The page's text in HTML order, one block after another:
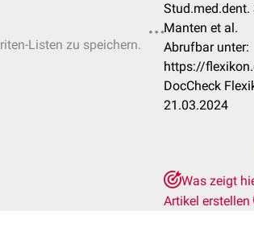
Listen zu speichern.
Stud.med.dent.
Manten et al.
Abrufbar unter:
https://
DocCheck
21.03.2024
Was zeigt
Artikel erstellen